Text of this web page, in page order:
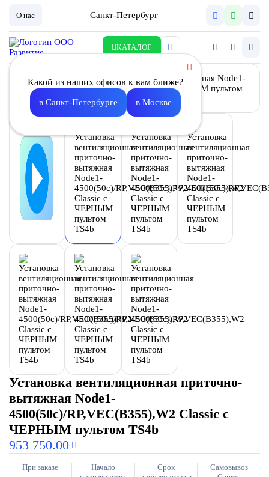
О нас Санкт-Петербург
КАТАЛОГ
Какой из наших офисов к вам ближе?
в Санкт-Петербурге в Москве
Установка вентиляционная приточно-
вытяжная Node1-
4500(50c)/RP,VEC(B355),W2 Classic с
ЧЕРНЫМ пультом TS4b
953 750.00
При заказе
Начало
Срок
Самовывоз